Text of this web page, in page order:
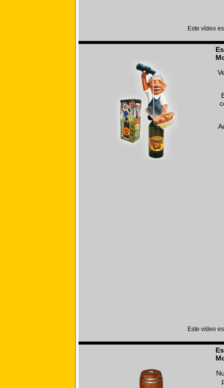
Este vídeo
Este vídeo